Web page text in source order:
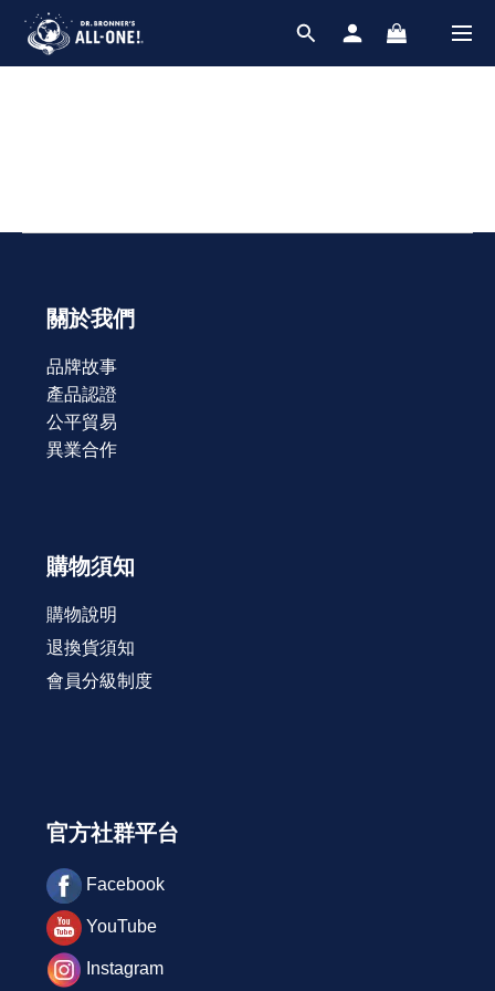
關於我們
品牌故事
產品認證
公平貿易
異業合作
購物須知
購物說明
退換貨須知
會員分級制度
官方社群平台
Facebook
YouTube
Instagram